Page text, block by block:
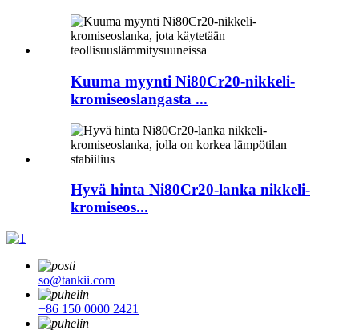
Kuuma myynti Ni80Cr20-nikkeli-
kromiseoslangasta ...
Hyvä hinta Ni80Cr20-lanka nikkeli-
kromiseos...
so@tankii.com
+86 150 0000 2421